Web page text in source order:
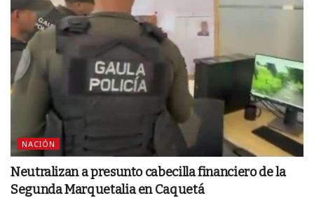
NACIÓN
Neutralizan a presunto cabecilla financiero de la
Segunda Marquetalia en Caquetá